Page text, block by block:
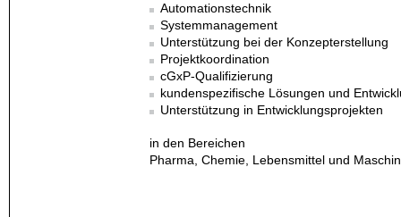
Automationstechnik
Systemmanagement
Unterstützung bei der Konzepterstellung
Projektkoordination
cGxP-Qualifizierung
kundenspezifische Lösungen und
Unterstützung in Entwicklungsprojekten
in den Bereichen
Pharma, Chemie, Lebensmittel und